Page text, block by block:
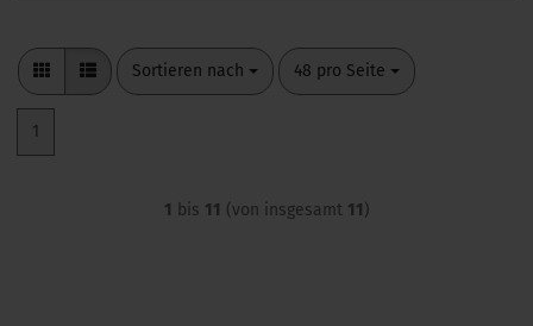
Sortieren nach
Sortieren nach 48 pro Seite
pro Seite
1
1 bis 11 (von insgesamt 11)